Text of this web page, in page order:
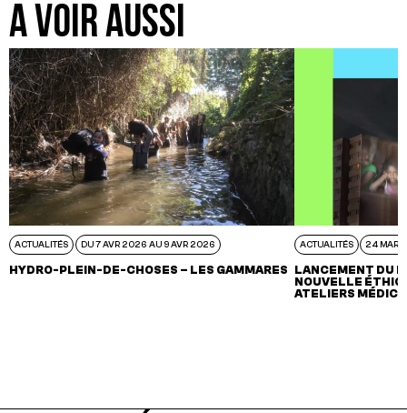
A VOIR AUSSI
ACTUALITÉS DU 7 AVR 2026 AU 9 AVR 2026
HYDRO-PLEIN-DE-CHOSES – LES GAMMARES
ACTUALITÉS 24 MAR
LANCEMENT DU
NOUVELLE
ATELIERS